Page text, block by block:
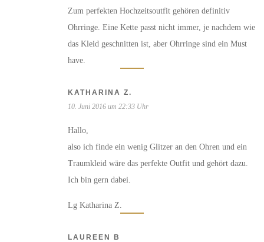
Zum perfekten Hochzeitsoutfit gehören definitiv
Ohrringe. Eine Kette passt nicht immer, je nachdem wie
das Kleid geschnitten ist, aber Ohrringe sind ein Must
have.
KATHARINA Z.
10. Juni 2016 um 22:33 Uhr
Hallo,
also ich finde ein wenig Glitzer an den Ohren und ein
Traumkleid wäre das perfekte Outfit und gehört dazu.
Ich bin gern dabei.
Lg Katharina Z.
LAUREEN B